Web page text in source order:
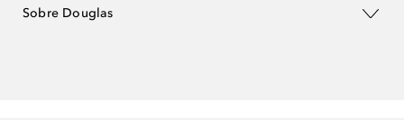
Sobre Douglas